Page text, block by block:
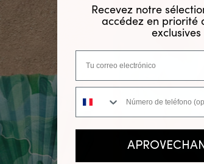
Recevez notre
accédez en priorité
exclusives
Número de teléfono